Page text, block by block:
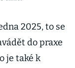
2025, to se
do praxe
je také k